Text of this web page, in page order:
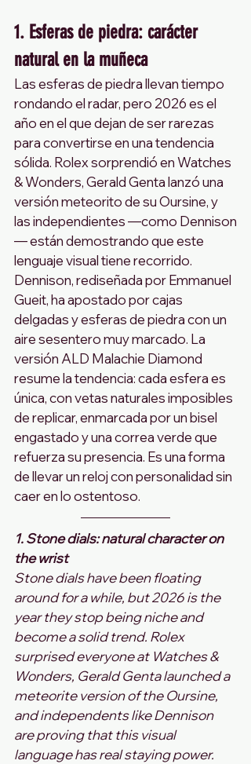
1. Esferas de piedra: carácter
natural en la muñeca
Las esferas de piedra llevan tiempo
rondando el radar, pero 2026 es el
año en el que dejan de ser rarezas
para convertirse en una tendencia
sólida. Rolex sorprendió en Watches
& Wonders, Gerald Genta lanzó una
versión meteorito de su Oursine, y
las independientes —como Dennison
— están demostrando que este
lenguaje visual tiene recorrido.
Dennison, rediseñada por Emmanuel
Gueit, ha apostado por cajas
delgadas y esferas de piedra con un
aire sesentero muy marcado. La
versión ALD Malachie Diamond
resume la tendencia: cada esfera es
única, con vetas naturales imposibles
de replicar, enmarcada por un bisel
engastado y una correa verde que
refuerza su presencia. Es una forma
de llevar un reloj con personalidad sin
caer en lo ostentoso.
1. Stone dials: natural character on
the wrist
Stone dials have been floating
around for a while, but 2026 is the
year they stop being niche and
become a solid trend. Rolex
surprised everyone at Watches &
Wonders, Gerald Genta launched a
meteorite version of the Oursine,
and independents like Dennison
are proving that this visual
language has real staying power.